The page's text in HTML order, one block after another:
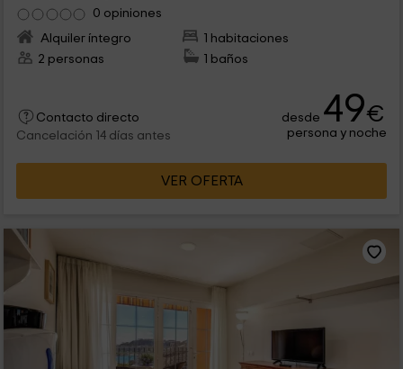
0 opiniones
Alquiler íntegro
1 habitaciones
2 personas
1 baños
Contacto directo
Cancelación 14 días antes
desde 49€
persona y noche
VER OFERTA